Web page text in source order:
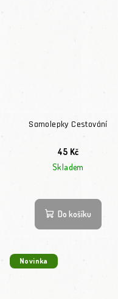
Samolepky Cestování
45 Kč
Skladem
Do košíku
Novinka